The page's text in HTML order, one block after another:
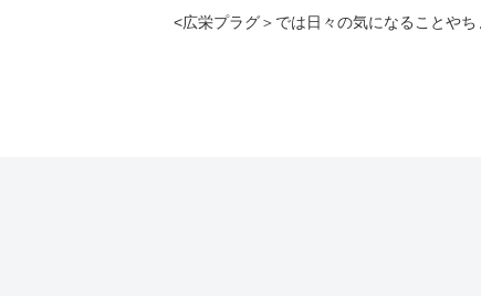
<広栄プラグ＞では日々の気になることや